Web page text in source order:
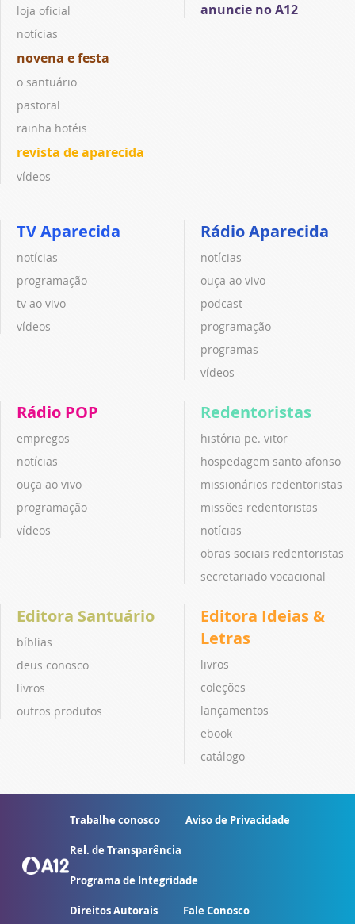
loja oficial
notícias
novena e festa
o santuário
pastoral
rainha hotéis
revista de aparecida
vídeos
anuncie no A12
TV Aparecida
notícias
programação
tv ao vivo
vídeos
Rádio Aparecida
notícias
ouça ao vivo
podcast
programação
programas
vídeos
Rádio POP
empregos
notícias
ouça ao vivo
programação
vídeos
Redentoristas
história pe. vitor
hospedagem santo afonso
missionários redentoristas
missões redentoristas
notícias
obras sociais redentoristas
secretariado vocacional
Editora Santuário
bíblias
deus conosco
livros
outros produtos
Editora Ideias &
Letras
livros
coleções
lançamentos
ebook
catálogo
Trabalhe conosco Aviso de Privacidade
Rel. de Transparência
Programa de Integridade
Direitos Autorais Fale Conosco